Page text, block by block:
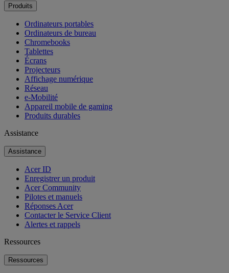
Produits
Ordinateurs portables
Ordinateurs de bureau
Chromebooks
Tablettes
Écrans
Projecteurs
Affichage numérique
Réseau
e-Mobilité
Appareil mobile de gaming
Produits durables
Assistance
Assistance
Acer ID
Enregistrer un produit
Acer Community
Pilotes et manuels
Réponses Acer
Contacter le Service Client
Alertes et rappels
Ressources
Ressources